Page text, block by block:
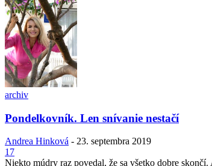
archiv
Pondelkovník. Len snívanie nestačí
Andrea Hinková - 23. septembra 2019
17
Niekto múdry raz povedal, že sa všetko dobre